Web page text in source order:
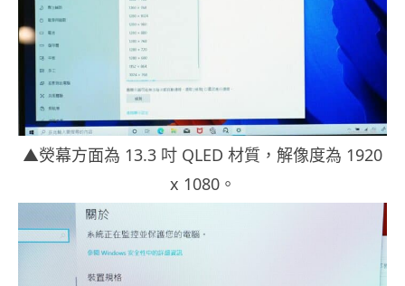
▲熒幕方面為 13.3 吋 QLED 材質，解像度為 1920
x 1080。